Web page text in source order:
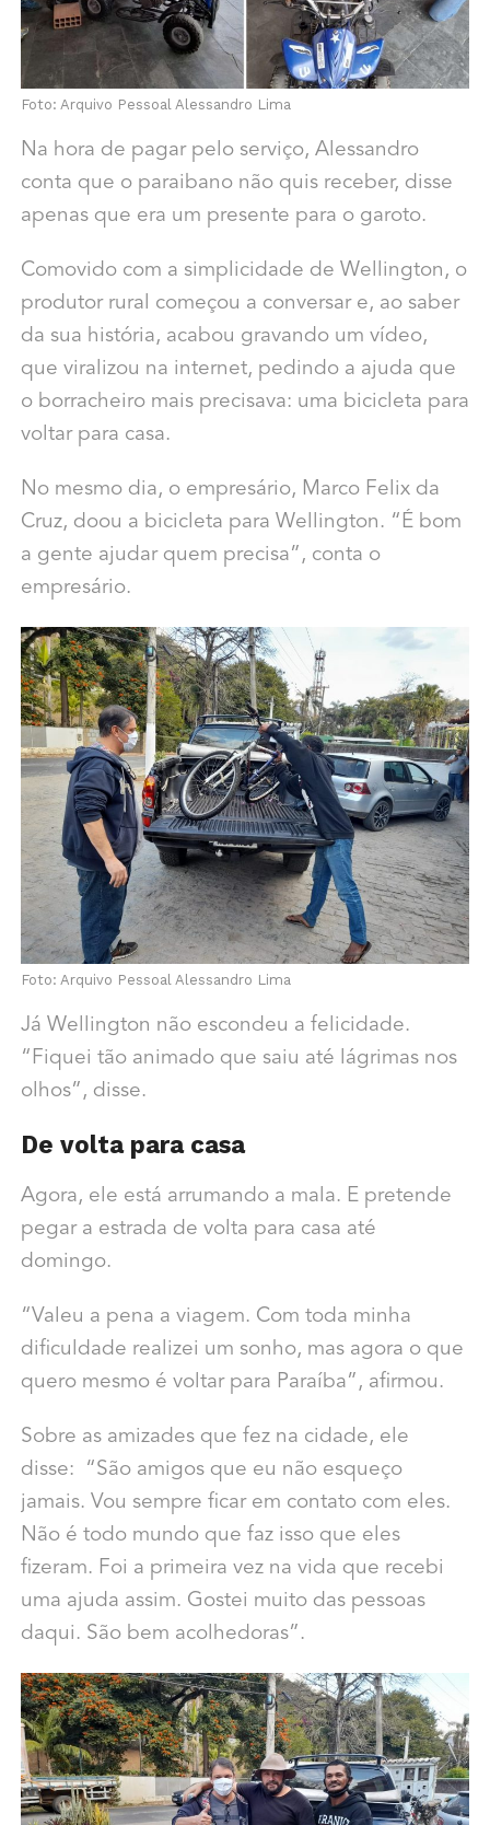
Foto: Arquivo Pessoal Alessandro Lima
Na hora de pagar pelo serviço, Alessandro
conta que o paraibano não quis receber, disse
apenas que era um presente para o garoto.
Comovido com a simplicidade de Wellington, o
produtor rural começou a conversar e, ao saber
da sua história, acabou gravando um vídeo,
que viralizou na internet, pedindo a ajuda que
o borracheiro mais precisava: uma bicicleta para
voltar para casa.
No mesmo dia, o empresário, Marco Felix da
Cruz, doou a bicicleta para Wellington. “É bom
a gente ajudar quem precisa”, conta o
empresário.
Foto: Arquivo Pessoal Alessandro Lima
Já Wellington não escondeu a felicidade.
“Fiquei tão animado que saiu até lágrimas nos
olhos”, disse.
De volta para casa
Agora, ele está arrumando a mala. E pretende
pegar a estrada de volta para casa até
domingo.
“Valeu a pena a viagem. Com toda minha
dificuldade realizei um sonho, mas agora o que
quero mesmo é voltar para Paraíba”, afirmou.
Sobre as amizades que fez na cidade, ele
disse: “São amigos que eu não esqueço
jamais. Vou sempre ficar em contato com eles.
Não é todo mundo que faz isso que eles
fizeram. Foi a primeira vez na vida que recebi
uma ajuda assim. Gostei muito das pessoas
daqui. São bem acolhedoras”.